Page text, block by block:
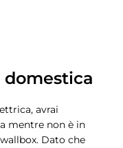
avrai
mentre non è in
Dato che